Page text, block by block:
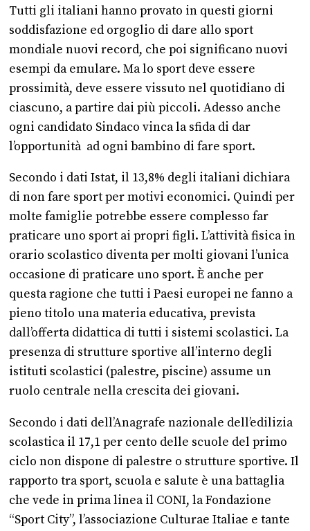
Tutti gli italiani hanno provato in questi giorni
soddisfazione ed orgoglio di dare allo sport
mondiale nuovi record, che poi significano nuovi
esempi da emulare. Ma lo sport deve essere
prossimità, deve essere vissuto nel quotidiano di
ciascuno, a partire dai più piccoli. Adesso anche
ogni candidato Sindaco vinca la sfida di dar
l’opportunità ad ogni bambino di fare sport.
Secondo i dati Istat, il 13,8% degli italiani dichiara
di non fare sport per motivi economici. Quindi per
molte famiglie potrebbe essere complesso far
praticare uno sport ai propri figli. L’attività fisica in
orario scolastico diventa per molti giovani l’unica
occasione di praticare uno sport. È anche per
questa ragione che tutti i Paesi europei ne fanno a
pieno titolo una materia educativa, prevista
dall’offerta didattica di tutti i sistemi scolastici. La
presenza di strutture sportive all’interno degli
istituti scolastici (palestre, piscine) assume un
ruolo centrale nella crescita dei giovani.
Secondo i dati dell’Anagrafe nazionale dell’edilizia
scolastica il 17,1 per cento delle scuole del primo
ciclo non dispone di palestre o strutture sportive. Il
rapporto tra sport, scuola e salute è una battaglia
che vede in prima linea il CONI, la Fondazione
“Sport City”, l’associazione Culturae Italiae e tante